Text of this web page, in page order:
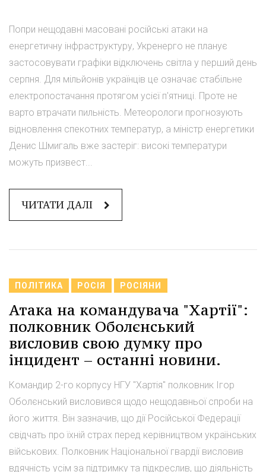
Попри нещодавні масовані російські атаки на
енергетичну інфраструктуру, Укренерго не планує
застосовувати графіки відключень світла у перший день
серпня. Для мільйонів українців це означає стабільне
електропостачання протягом усієї п'ятниці. Проте не
варто втрачати пильність. Метеорологи прогнозують
відновлення спекотних температур, а міністр енергетики
Денис Шмигаль вже застеріг: високі температури
можуть призвест...
ЧИТАТИ ДАЛІ
ПОЛІТИКА РОСІЯ РОСІЯНИ
Атака на командувача "Хартії":
полковник Оболєнський
висловив свою думку про
інцидент – останні новини.
Командир 2-го корпусу НГУ "Хартія" полковник Ігор
Оболєнський висловився щодо нещодавньої спроби на
його життя. Він зазначив, що дії Російської Федерації
свідчать про їхній страх перед керівництвом українських
військових. Полковник Національної гвардії висловив
вдячність усім за підтримку та підкреслив, що діяльність